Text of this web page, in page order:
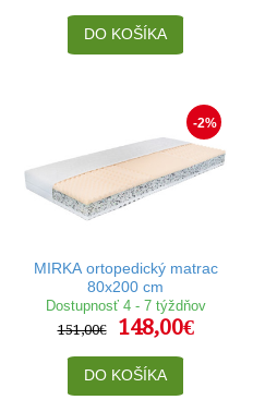
DO KOŠÍKA
-2%
MIRKA ortopedický matrac
80x200 cm
Dostupnosť 4 - 7 týždňov
151,00€
148,00€
DO KOŠÍKA